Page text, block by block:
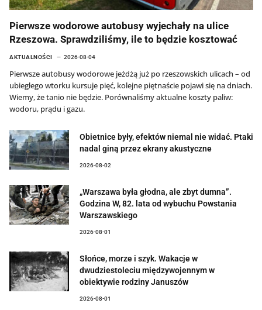
Pierwsze wodorowe autobusy wyjechały na ulice
Rzeszowa. Sprawdziliśmy, ile to będzie kosztować
AKTUALNOŚCI 2026-08-04
Pierwsze autobusy wodorowe jeżdżą już po rzeszowskich ulicach – od
ubiegłego wtorku kursuje pięć, kolejne piętnaście pojawi się na dniach.
Wiemy, że tanio nie będzie. Porównaliśmy aktualne koszty paliw:
wodoru, prądu i gazu.
Obietnice były, efektów niemal nie widać. Ptaki
nadal giną przez ekrany akustyczne
2026-08-02
„Warszawa była głodna, ale zbyt dumna”.
Godzina W, 82. lata od wybuchu Powstania
Warszawskiego
2026-08-01
Słońce, morze i szyk. Wakacje w
dwudziestoleciu międzywojennym w
obiektywie rodziny Januszów
2026-08-01